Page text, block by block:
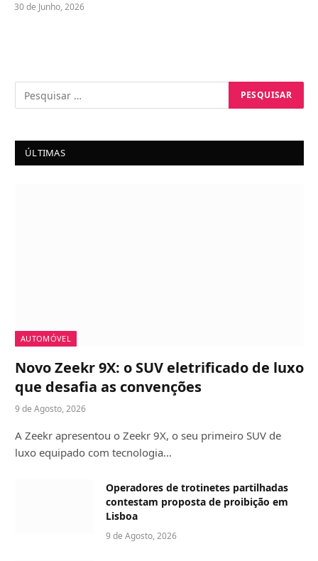
30 de Junho, 2026
ÚLTIMAS
AUTOMÓVEL
Novo Zeekr 9X: o SUV eletrificado de luxo
que desafia as convenções
9 de Agosto, 2026
A Zeekr apresentou o Zeekr 9X, o seu primeiro SUV de
luxo equipado com tecnologia…
Operadores de trotinetes partilhadas
contestam proposta de proibição em
Lisboa
9 de Agosto, 2026